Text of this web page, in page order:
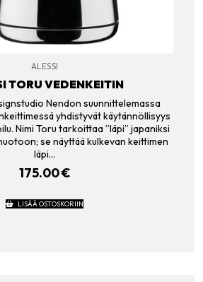
ALESSI
TORU VEDENKEITIN
Nendon suunnittelemassa
yhdistyvät käytännöllisyys
Nimi Toru tarkoittaa ”läpi” japaniksi
se näyttää kulkevan keittimen
läpi…
175.00€
LISÄÄ OSTOSKORIIN